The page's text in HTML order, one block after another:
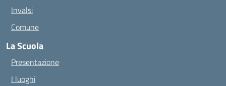
Invalsi
Comune
La Scuola
Presentazione
I luoghi